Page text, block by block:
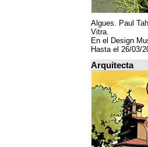
Algues. Paul
Vitra.
En el Design
Hasta el 26/03/
Arquitecta